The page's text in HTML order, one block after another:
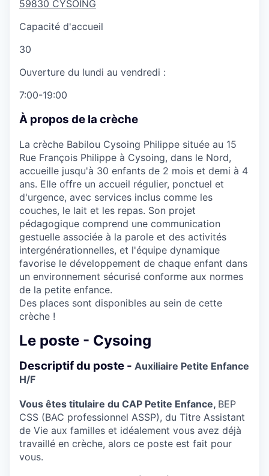
59830 CYSOING
Capacité d'accueil
30
Ouverture du lundi au vendredi :
7:00-19:00
À propos de la crèche
La crèche Babilou Cysoing Philippe située au 15
Rue François Philippe à Cysoing, dans le Nord,
accueille jusqu'à 30 enfants de 2 mois et demi à 4
ans. Elle offre un accueil régulier, ponctuel et
d'urgence, avec services inclus comme les
couches, le lait et les repas. Son projet
pédagogique comprend une communication
gestuelle associée à la parole et des activités
intergénérationnelles, et l'équipe dynamique
favorise le développement de chaque enfant dans
un environnement sécurisé conforme aux normes
de la petite enfance.
Des places sont disponibles au sein de cette
crèche !
Le poste - Cysoing
Descriptif du poste - Auxiliaire Petite Enfance
H/F
Vous êtes titulaire du CAP Petite Enfance, BEP
CSS (BAC professionnel ASSP), du Titre Assistant
de Vie aux familles et idéalement vous avez déjà
travaillé en crèche, alors ce poste est fait pour
vous.